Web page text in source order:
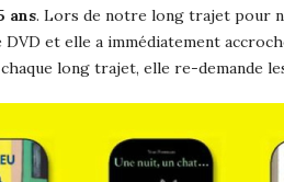
ans. Lors de notre long trajet pour
et elle a immédiatement
long trajet, elle re-demande